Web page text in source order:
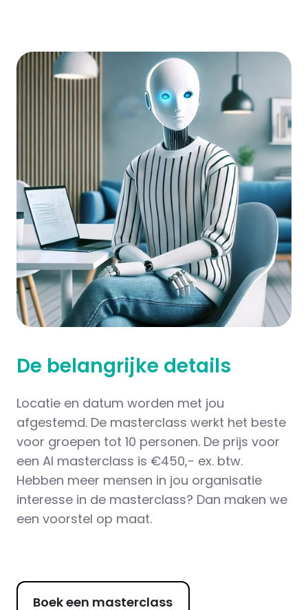
De belangrijke details
Locatie en datum worden met jou
afgestemd. De masterclass werkt het beste
voor groepen tot 10 personen. De prijs voor
een AI masterclass is €450,- ex. btw.
Hebben meer mensen in jou organisatie
interesse in de masterclass? Dan maken we
een voorstel op maat.
Boek een masterclass